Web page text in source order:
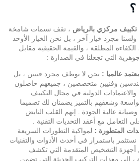
؟
مركزي بالرياض ، تقف نسمات شامخة
ولسنا مجرد خيار آخر ، بل نحن الخيار الأوحد
المطلقة ، والقيمة الحقيقية مقابل
التي تجعلنا في الصدارة :
عالميا : نحن لا نوظف مجرد فنيين ، بل
مهندسين وفنيين متخصصين ، جميعهم حاصلون
الدولية في مجال التكييف
وشغفهم بالتميز يضمنان لك تصميما
، وصيانة عالية الجودة . إنهم القلب النابض
التعامل مع أعقد التحديات التقنية .
المتطورة : لمواكبة التطورات السريعة
باستمرار في أحدث الأدوات والتقنيات
أجهزة التشخيص المتقدمة التي تكشف
، إلى معدات التركيب الحديثة التي تضمن